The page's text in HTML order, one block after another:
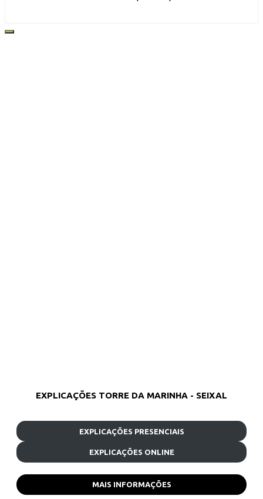
EXPLICAÇÕES TORRE DA MARINHA - SEIXAL
EXPLICAÇÕES PRESENCIAIS
EXPLICAÇÕES ONLINE
MAIS INFORMAÇÕES